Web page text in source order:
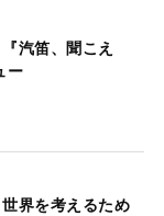
汽笛、聞こえ
ー
界を考えるため